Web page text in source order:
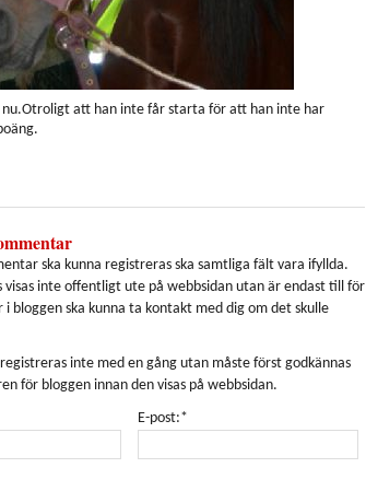
nu.Otroligt att han inte får starta för att han inte har
ska kunna registreras ska samtliga fält vara ifyllda.
visas inte offentligt ute på webbsidan utan är endast till för
i bloggen ska kunna ta kontakt med dig om det skulle
inte med en gång utan måste först godkännas
för bloggen innan den visas på webbsidan.
E-post:*